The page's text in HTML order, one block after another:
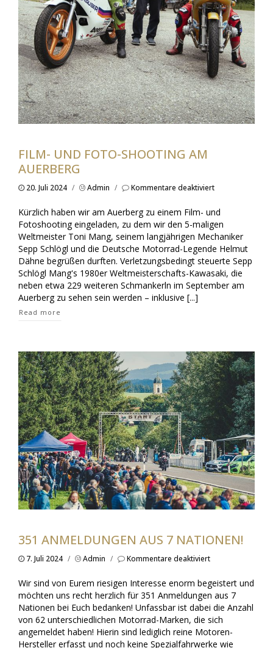
FILM- UND FOTO-SHOOTING AM
AUERBERG
20. Juli 2024 / Admin / Kommentare deaktiviertfür
und
Foto-
Shooting
am
Auerberg
Kürzlich haben wir am Auerberg zu einem Film- und
Fotoshooting eingeladen, zu dem wir den 5-maligen
Weltmeister Toni Mang, seinem langjährigen Mechaniker
Sepp Schlögl und die Deutsche Motorrad-Legende Helmut
Dähne begrüßen durften. Verletzungsbedingt steuerte Sepp
Schlögl Mang's 1980er Weltmeisterschafts-Kawasaki, die
neben etwa 229 weiteren Schmankerln im September am
Auerberg zu sehen sein werden – inklusive [...]
Read more
351 ANMELDUNGEN AUS 7 NATIONEN!
7. Juli 2024 / Admin / Kommentare deaktiviertfür
Anmeldungen
aus
7
Nationen!
Wir sind von Eurem riesigen Interesse enorm begeistert und
möchten uns recht herzlich für 351 Anmeldungen aus 7
Nationen bei Euch bedanken! Unfassbar ist dabei die Anzahl
von 62 unterschiedlichen Motorrad-Marken, die sich
angemeldet haben! Hierin sind lediglich reine Motoren-
Hersteller erfasst und noch keine Spezialfahrwerke wie